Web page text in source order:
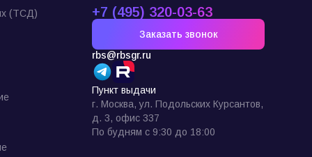
(ТСД)
+7 (495) 320-03-63
Заказать звонок
rbs@rbsgr.ru
Пункт выдачи
г. Москва, ул. Подольских Курсантов,
д. 3, офис 337
По будням с 9:30 до 18:00